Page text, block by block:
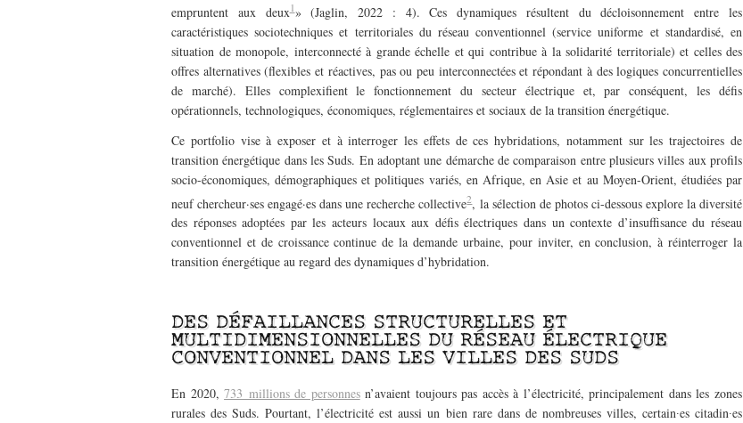
empruntent aux deux1» (Jaglin, 2022 : 4). Ces dynamiques résultent du décloisonnement entre les
caractéristiques sociotechniques et territoriales du réseau conventionnel (service uniforme et standardisé, en
situation de monopole, interconnecté à grande échelle et qui contribue à la solidarité territoriale) et celles des
offres alternatives (flexibles et réactives, pas ou peu interconnectées et répondant à des logiques concurrentielles
de marché). Elles complexifient le fonctionnement du secteur électrique et, par conséquent, les défis
opérationnels, technologiques, économiques, réglementaires et sociaux de la transition énergétique.
Ce portfolio vise à exposer et à interroger les effets de ces hybridations, notamment sur les trajectoires de
transition énergétique dans les Suds. En adoptant une démarche de comparaison entre plusieurs villes aux profils
socio-économiques, démographiques et politiques variés, en Afrique, en Asie et au Moyen-Orient, étudiées par
neuf chercheur·ses engagé·es dans une recherche collective2, la sélection de photos ci-dessous explore la diversité
des réponses adoptées par les acteurs locaux aux défis électriques dans un contexte d’insuffisance du réseau
conventionnel et de croissance continue de la demande urbaine, pour inviter, en conclusion, à réinterroger la
transition énergétique au regard des dynamiques d’hybridation.
DES DÉFAILLANCES STRUCTURELLES ET
MULTIDIMENSIONNELLES DU RÉSEAU ÉLECTRIQUE
CONVENTIONNEL DANS LES VILLES DES SUDS
En 2020,733 millions de personnesn’avaient toujours pas accès à l’électricité, principalement dans les zones
rurales des Suds. Pourtant, l’électricité est aussi un bien rare dans de nombreuses villes, certain∙es citadin∙es